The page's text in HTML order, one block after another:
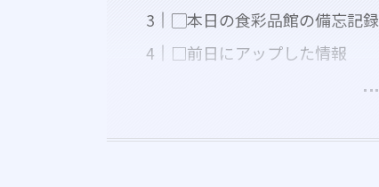
▢本日の食彩品館の備忘記録
□前日にアップした情報